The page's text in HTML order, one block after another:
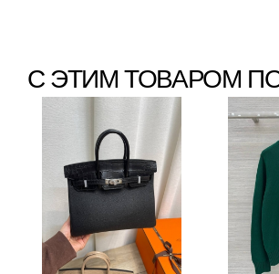
С ЭТИМ ТОВАРОМ